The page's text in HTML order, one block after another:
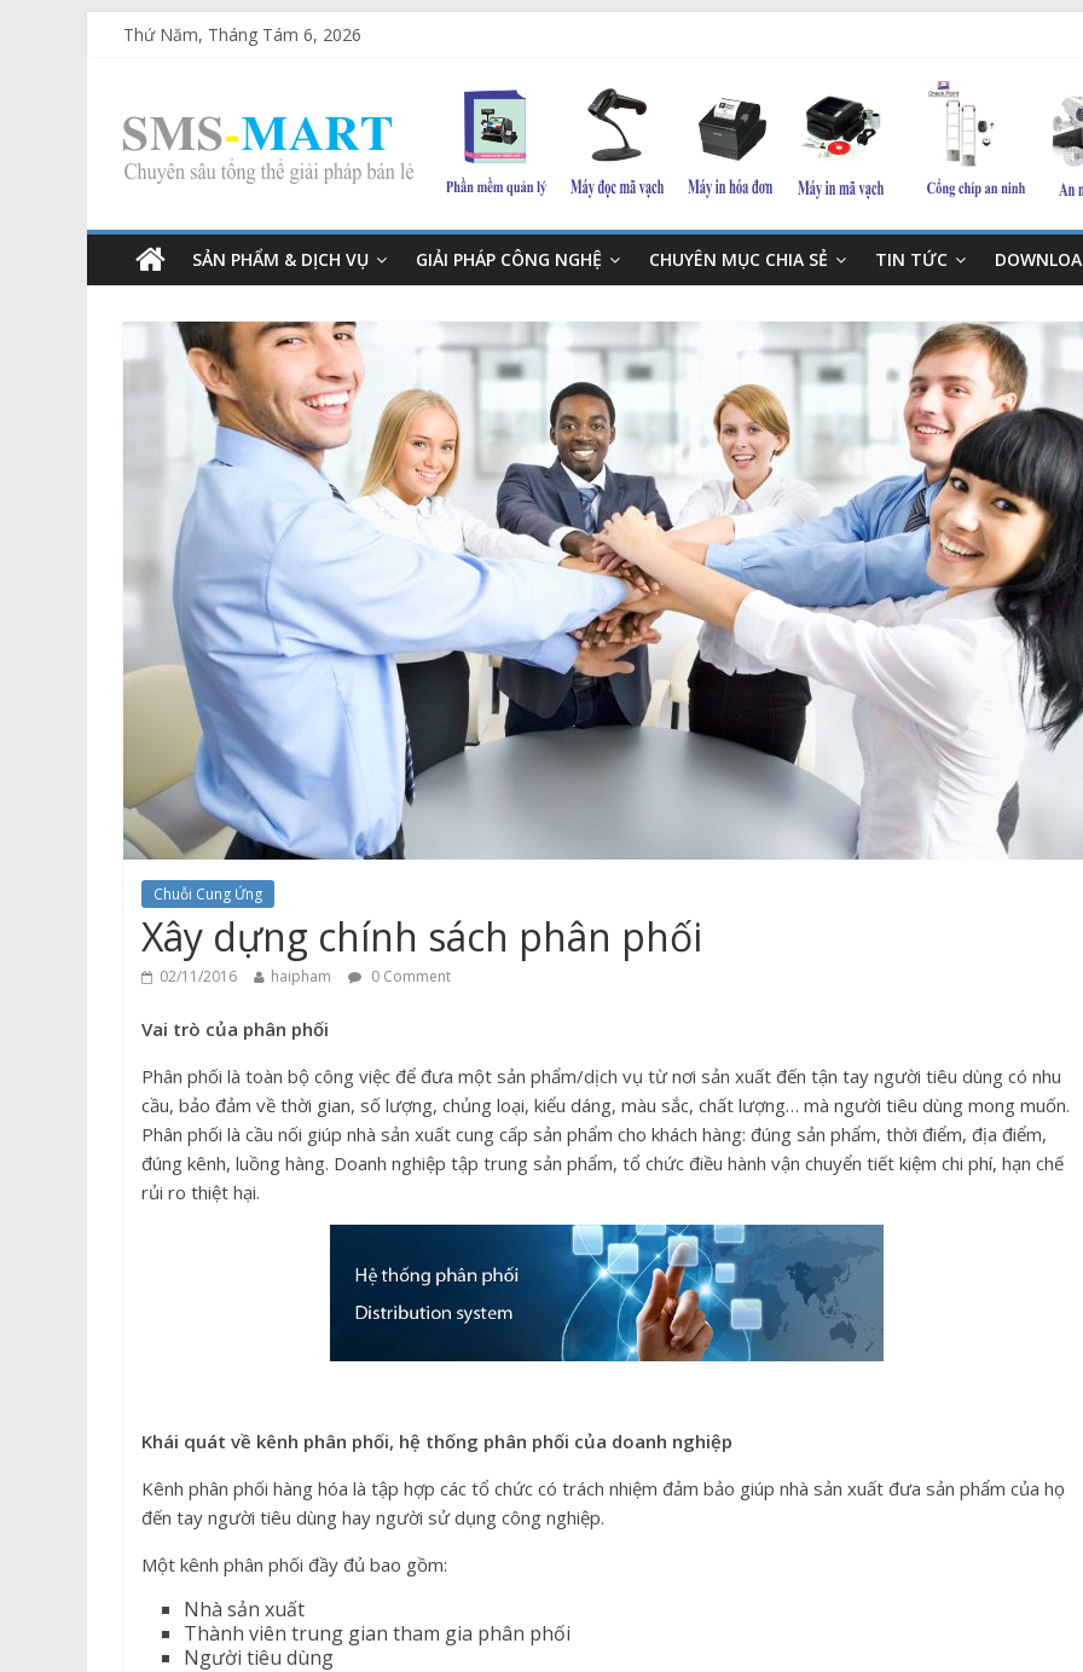
Thứ Năm, Tháng Tám 6, 2026
SẢN PHẨM & DỊCH VỤ GIẢI PHÁP CÔNG NGHỆ CHUYÊN MỤC CHIA SẺ TIN TỨC
Chuỗi Cung Ứng
Xây dựng chính sách phân phối
02/11/2016 haipham 0 Comment
Vai trò của phân phối
Phân phối là toàn bộ công việc để đưa một sản phẩm/dịch vụ từ nơi sản xuất đến tận tay người tiêu dùng có nhu
cầu, bảo đảm về thời gian, số lượng, chủng loại, kiểu dáng, màu sắc, chất lượng… mà người tiêu dùng mong muốn.
Phân phối là cầu nối giúp nhà sản xuất cung cấp sản phẩm cho khách hàng: đúng sản phẩm, thời điểm, địa điểm,
đúng kênh, luồng hàng. Doanh nghiệp tập trung sản phẩm, tổ chức điều hành vận chuyển tiết kiệm chi phí, hạn chế
rủi ro thiệt hại.
Khái quát về kênh phân phối, hệ thống phân phối của doanh nghiệp
Kênh phân phối hàng hóa là tập hợp các tổ chức có trách nhiệm đảm bảo giúp nhà sản xuất đưa sản phẩm của họ
đến tay người tiêu dùng hay người sử dụng công nghiệp.
Một kênh phân phối đầy đủ bao gồm:
Nhà sản xuất
Thành viên trung gian tham gia phân phối
Người tiêu dùng
Giá Kệ Để Hàng Sản Phẩm & Dịch Vụ
Các loại kệ bày hàng tạp
hóa thông dụng
Sản Phẩm & Dịch Vụ
Thiết Bị Quản Lý Bán
MÁY IN HÓA ĐƠN PRP-085
15/06/2024